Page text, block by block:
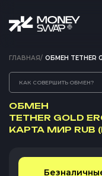
ГЛАВНАЯ/ ОБМЕН TETHER
КАК СОВЕРШИТЬ ОБМЕН?
ОБМЕН
TETHER GOLD
КАРТА МИР RUB